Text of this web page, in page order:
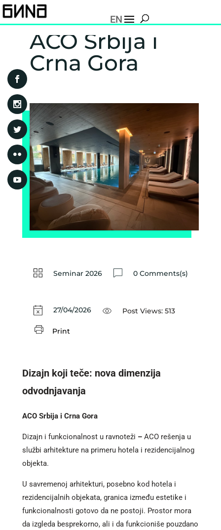
EN
ACO Srbija i
Crna Gora
Seminar 2026 0 Comments(s)
27/04/2026 Post Views: 513
Print
Dizajn koji teče: nova dimenzija
odvodnjavanja
ACO Srbija i Crna Gora
Dizajn i funkcionalnost u ravnoteži –ACO rešenja u
službi arhitekture na primeru hotela i rezidencijalnog
objekta.
U savremenoj arhitekturi, posebno kod hotela i
rezidencijalnih objekata, granica između estetike i
funkcionalnosti gotovo da ne postoji. Prostor mora
da izgleda besprekorno, ali i da funkcioniše pouzdano